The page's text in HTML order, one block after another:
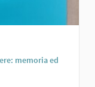
memoria ed